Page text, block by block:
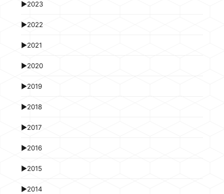
►2023
►2022
►2021
►2020
►2019
►2018
►2017
►2016
►2015
►2014